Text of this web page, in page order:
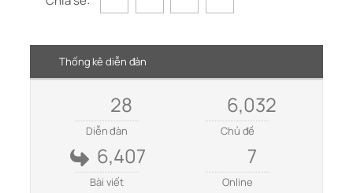
Thống kê diễn đàn
28
Diễn đàn
6,032
Chủ đề
6,407
Bài viết
7
Online